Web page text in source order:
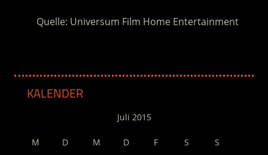
Quelle: Universum Film Home Entertainment
KALENDER
Juli 2015
M D M D F S
S